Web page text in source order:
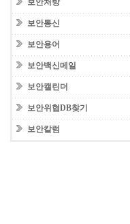
보안처방
보안통신
보안용어
보안백신메일
보안캘린더
보안위협DB찾기
보안칼럼